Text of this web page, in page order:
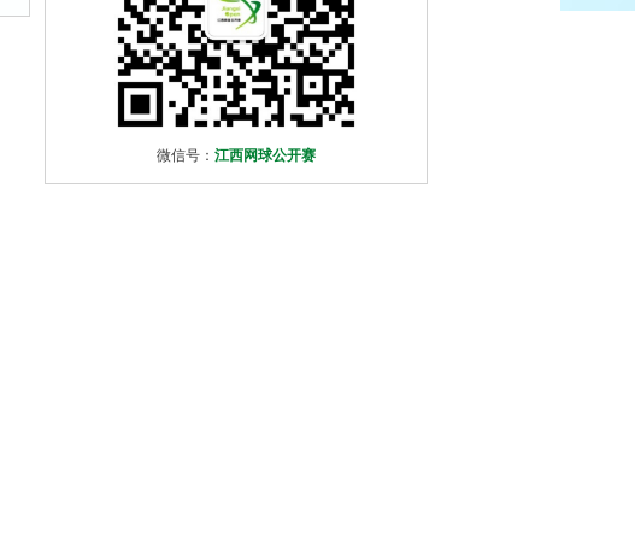
微信号： 江西网球公开赛